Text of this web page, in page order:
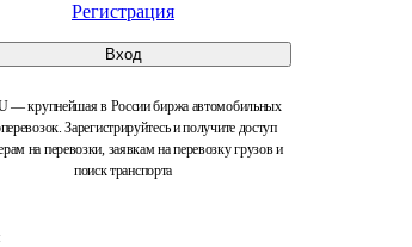
Регистрация
Вход
— крупнейшая в России биржа автомобильных
Зарегистрируйтесь и получите доступ
на перевозки, заявкам на перевозку грузов и
поиск транспорта